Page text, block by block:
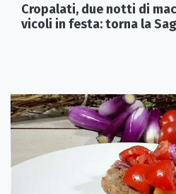
Cropalati, due notti di
vicoli in festa: torna la